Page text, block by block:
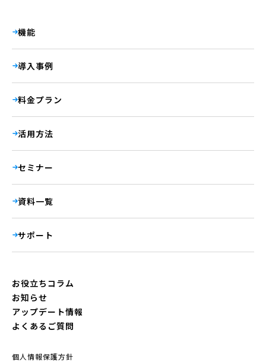
機能
導入事例
料金プラン
活用方法
セミナー
資料一覧
サポート
お役立ちコラム
お知らせ
アップデート情報
よくあるご質問
個人情報保護方針